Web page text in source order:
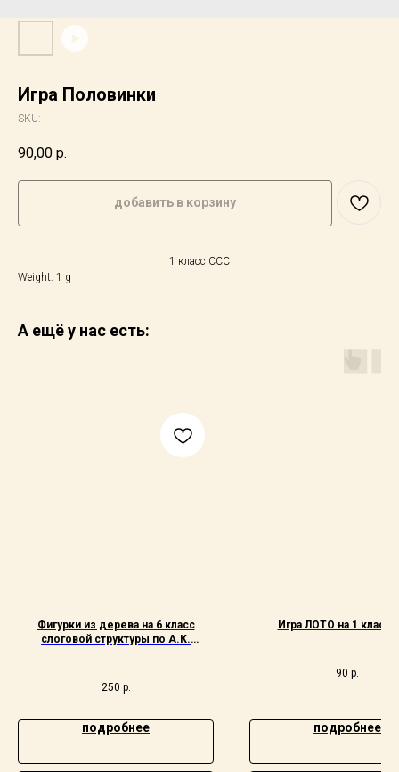
Игра Половинки
SKU:
90,00 р.
добавить в корзину
1 класс ССС
Weight: 1 g
А ещё у нас есть:
Фигурки из дерева на 6 класс
слоговой структуры по А.К.
250 р.
подробнее
Игра ЛОТО на 1 класс
90 р.
подробнее